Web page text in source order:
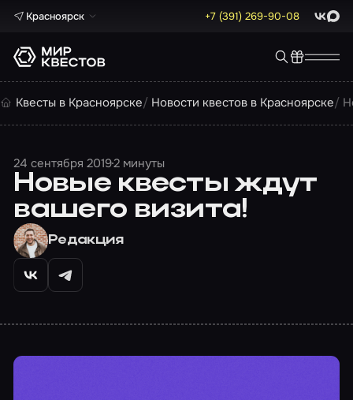
Красноярск +7 (391) 269-90-08 Max
Квесты в Красноярске Новости квестов в Красноярске
24 сентября 20192 минуты
Новые квесты ждут
вашего визита!
Редакция